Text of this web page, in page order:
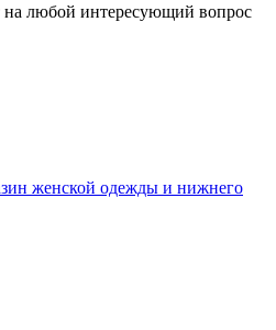
на любой интересующий вопрос
женской одежды и нижнего